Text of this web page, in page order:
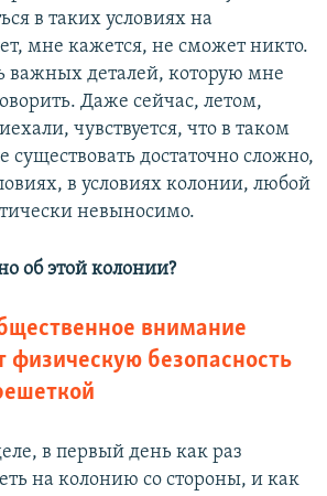
в таких условиях на
мне кажется, не сможет никто.
важных деталей, которую мне
Даже сейчас, летом,
чувствуется, что в таком
существовать достаточно сложно,
в условиях колонии, любой
невыносимо.
об этой колонии?
внимание
физическую безопасность
в первый день как раз
на колонию со стороны, и как